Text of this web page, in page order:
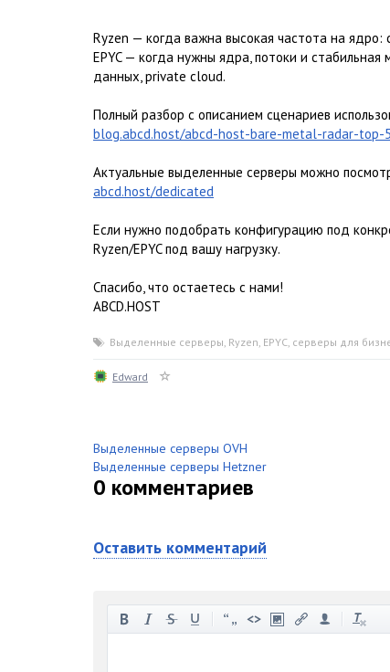
Ryzen — когда важна высокая частота на ядро:
EPYC — когда нужны ядра, потоки и стабильная
данных, private cloud.
Полный разбор с описанием сценариев
blog.abcd.host/abcd-host-bare-metal-radar-top-
Актуальные выделенные серверы можно
abcd.host/dedicated
Если нужно подобрать конфигурацию под
Ryzen/EPYC под вашу нагрузку.
Спасибо, что остаетесь с нами!
ABCD.HOST
Выделенные серверы Ryzen EPYC серверы для
Edward
Выделенные серверы OVH
Выделенные серверы Hetzner
0 комментариев
Оставить комментарий